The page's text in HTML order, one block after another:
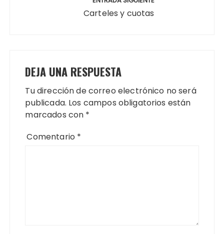
Carteles y cuotas
DEJA UNA RESPUESTA
Tu dirección de correo electrónico no será
publicada. Los campos obligatorios están
marcados con *
Comentario *